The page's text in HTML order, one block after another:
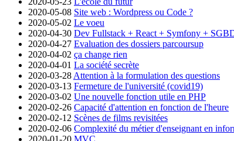
2020-05-08 Site web : Wordpress ou Code ?
2020-05-02 Le voeu
2020-04-30 Dev Fullstack + React + Symfony +
2020-04-27 Evaluation des dossiers parcoursup
2020-04-02 ça change rien
2020-04-01 La société secrète
2020-03-28 Attention à la formulation des questions
2020-03-13 Fermeture de l'université (covid19)
2020-03-02 Une nouvelle fonction utile en PHP
2020-02-26 Capacité d'attention en fonction de l'heure
2020-02-12 Scènes de films revisitées
2020-02-06 Complexité du métier d'enseignant en
2020-01-20 MVC